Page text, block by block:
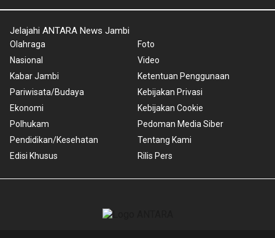
Jelajahi ANTARA News Jambi
Olahraga
Nasional
Kabar Jambi
Pariwisata/Budaya
Ekonomi
Polhukam
Pendidikan/Kesehatan
Edisi Khusus
Foto
Video
Ketentuan Penggunaan
Kebijakan Privasi
Kebijakan Cookie
Pedoman Media Siber
Tentang Kami
Rilis Pers